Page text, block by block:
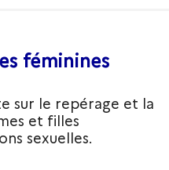
féminines
sur le repérage et la
et filles
sexuelles.